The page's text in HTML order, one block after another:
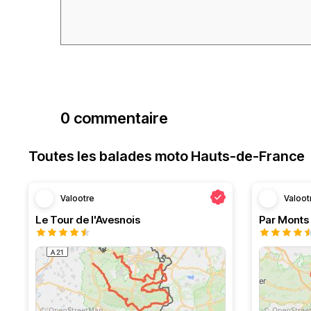
0 commentaire
Toutes les balades moto Hauts-de-France
Valootre
Le Tour de l'Avesnois Par